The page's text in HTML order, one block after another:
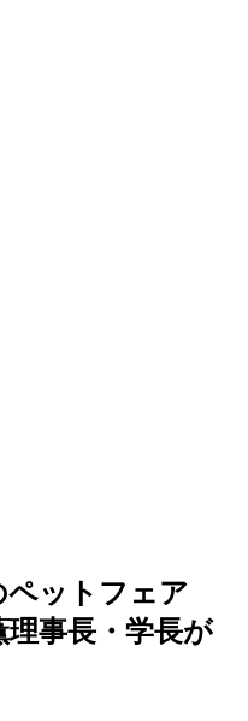
ットフェア
理事長・学長が